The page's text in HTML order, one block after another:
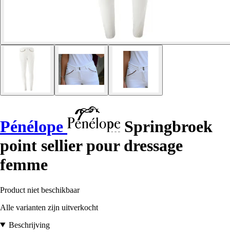
Pénélope
Springbroek
point sellier pour dressage
femme
Product niet beschikbaar
Alle varianten zijn uitverkocht
Beschrijving